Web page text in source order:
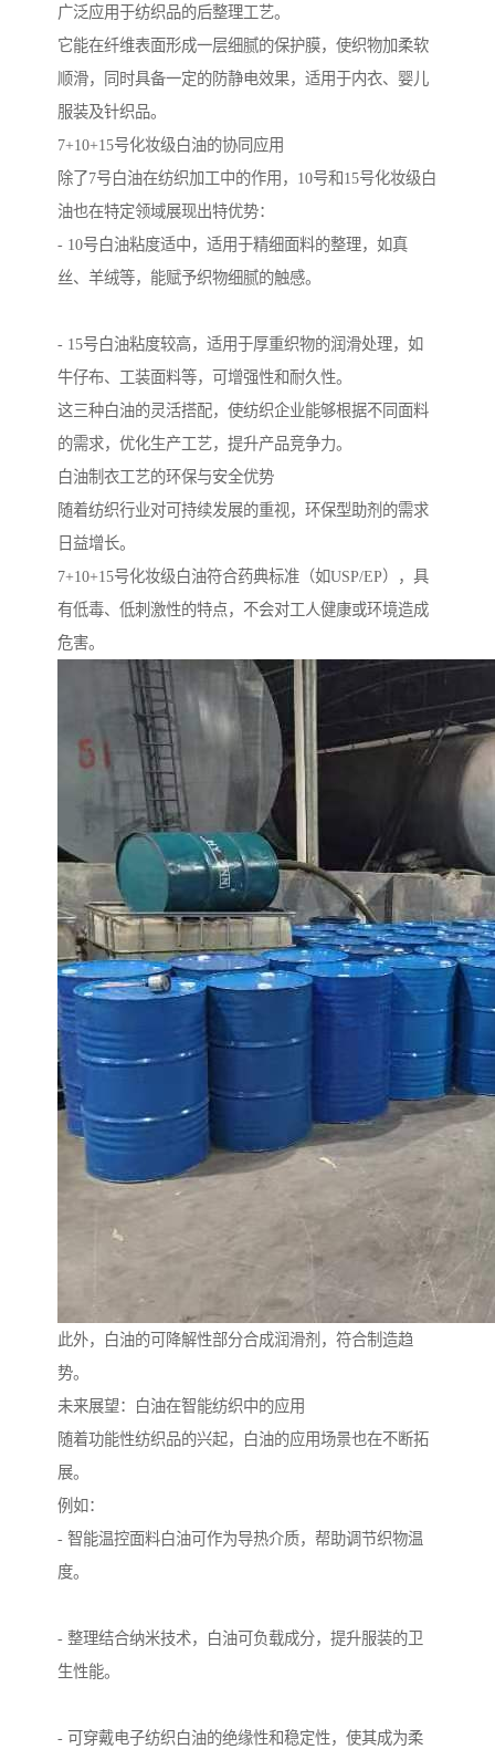
广泛应用于纺织品的后整理工艺。
它能在纤维表面形成一层细腻的保护膜，使织物加柔软
顺滑，同时具备一定的防静电效果，适用于内衣、婴儿
服装及针织品。
7+10+15号化妆级白油的协同应用
除了7号白油在纺织加工中的作用，10号和15号化妆级白
油也在特定领域展现出特优势：
- 10号白油粘度适中，适用于精细面料的整理，如真
丝、羊绒等，能赋予织物细腻的触感。
- 15号白油粘度较高，适用于厚重织物的润滑处理，如
牛仔布、工装面料等，可增强性和耐久性。
这三种白油的灵活搭配，使纺织企业能够根据不同面料
的需求，优化生产工艺，提升产品竞争力。
白油制衣工艺的环保与安全优势
随着纺织行业对可持续发展的重视，环保型助剂的需求
日益增长。
7+10+15号化妆级白油符合药典标准（如USP/EP），具
有低毒、低刺激性的特点，不会对工人健康或环境造成
危害。
此外，白油的可降解性部分合成润滑剂，符合制造趋
势。
未来展望：白油在智能纺织中的应用
随着功能性纺织品的兴起，白油的应用场景也在不断拓
展。
例如：
- 智能温控面料白油可作为导热介质，帮助调节织物温
度。
- 整理结合纳米技术，白油可负载成分，提升服装的卫
生性能。
- 可穿戴电子纺织白油的绝缘性和稳定性，使其成为柔